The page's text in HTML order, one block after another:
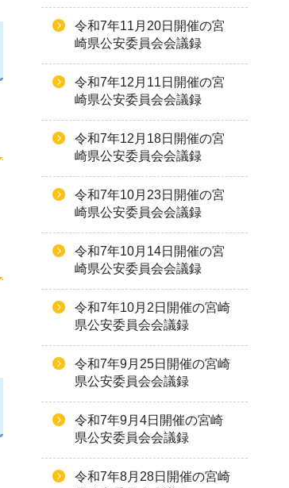
令和7年11月20日開催の宮
崎県公安委員会会議録
令和7年12月11日開催の宮
崎県公安委員会会議録
令和7年12月18日開催の宮
崎県公安委員会会議録
令和7年10月23日開催の宮
崎県公安委員会会議録
令和7年10月14日開催の宮
崎県公安委員会会議録
令和7年10月2日開催の宮崎
県公安委員会会議録
令和7年9月25日開催の宮崎
県公安委員会会議録
令和7年9月4日開催の宮崎
県公安委員会会議録
令和7年8月28日開催の宮崎